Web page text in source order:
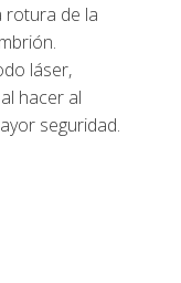
rotura de la
láser,
hacer al
seguridad.